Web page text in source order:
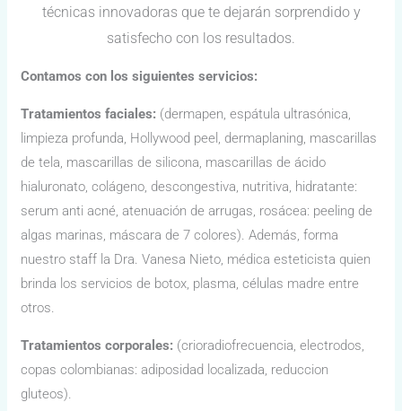
técnicas innovadoras que te dejarán sorprendido y
satisfecho con los resultados.
Contamos con los siguientes servicios:
Tratamientos faciales: (dermapen, espátula ultrasónica,
limpieza profunda, Hollywood peel, dermaplaning, mascarillas
de tela, mascarillas de silicona, mascarillas de ácido
hialuronato, colágeno, descongestiva, nutritiva, hidratante:
serum anti acné, atenuación de arrugas, rosácea: peeling de
algas marinas, máscara de 7 colores). Además, forma
nuestro staff la Dra. Vanesa Nieto, médica esteticista quien
brinda los servicios de botox, plasma, células madre entre
otros.
Tratamientos corporales: (crioradiofrecuencia, electrodos,
copas colombianas: adiposidad localizada, reduccion
gluteos).